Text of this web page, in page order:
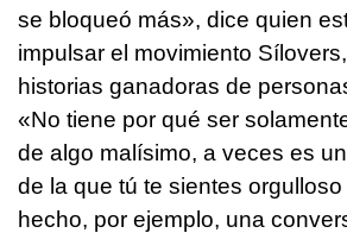
se bloqueó más», dice quien
impulsar el movimiento
historias ganadoras de
«No tiene por qué ser
de algo malísimo, a veces es
de la que tú te sientes
hecho, por ejemplo, una